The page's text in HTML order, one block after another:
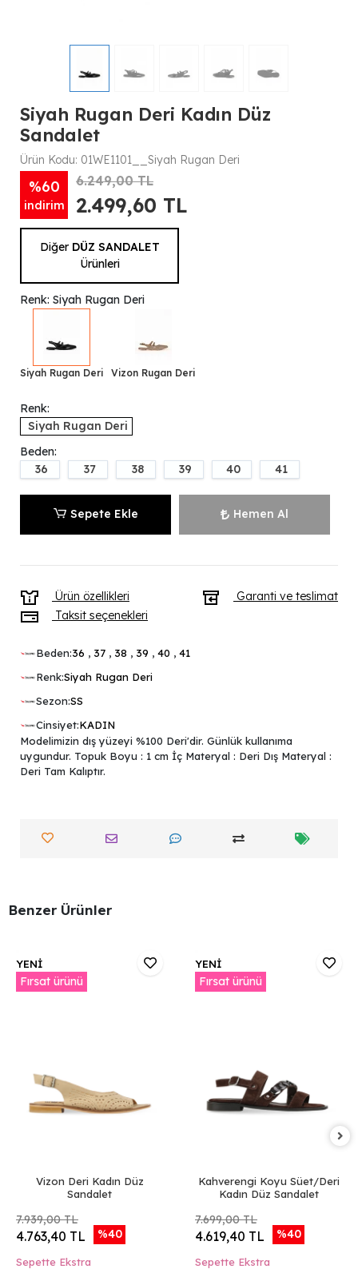
Siyah Rugan Deri Kadın Düz
Sandalet
Ürün Kodu: 01WE1101__Siyah Rugan Deri
%60
indirim
6.249,00 TL
2.499,60 TL
Diğer DÜZ SANDALET
Ürünleri
Renk: Siyah Rugan Deri
Siyah Rugan Deri Vizon Rugan Deri
Renk:
Siyah Rugan Deri
Beden:
36
37 38 39 40 41
Sepete Ekle Hemen Al
Ürün özellikleri
Garanti ve teslimat
Taksit seçenekleri
Beden:36 , 37 , 38 , 39 , 40 , 41
Renk:Siyah Rugan Deri
Sezon:SS
Cinsiyet:KADIN
Modelimizin dış yüzeyi %100 Deri'dir. Günlük kullanıma
uygundur. Topuk Boyu : 1 cm İç Materyal : Deri Dış Materyal :
Deri Tam Kalıptır.
Benzer Ürünler
YENİ
Fırsat ürünü
Vizon Deri Kadın Düz
Sandalet
7.939,00 TL
4.763,40 TL %40
Sepette Ekstra
YENİ
Fırsat ürünü
Kahverengi Koyu Süet/Deri
Kadın Düz Sandalet
7.699,00 TL
4.619,40 TL %40
Sepette Ekstra